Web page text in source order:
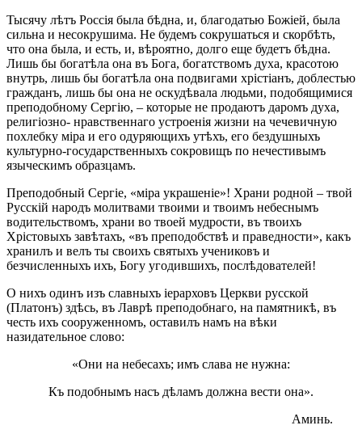
Тысячу лѣтъ Россія была бѣдна, и, благодатью Божіей, была
сильна и несокрушима. Не будемъ сокрушаться и скорбѣть,
что она была, и есть, и, вѣроятно, долго еще будетъ бѣдна.
Лишь бы богатѣла она въ Бога, богатствомъ духа, красотою
внутрь, лишь бы богатѣла она подвигами хрістіанъ, доблестью
гражданъ, лишь бы она не оскудѣвала людьми, подобящимися
преподобному Сергію, – которые не продаютъ даромъ духа,
религіозно- нравственнаго устроенія жизни на чечевичную
похлебку міра и его одуряющихъ утѣхъ, его бездушныхъ
культурно-государственныхъ сокровищъ по нечестивымъ
языческимъ образцамъ.
Преподобный Сергіе, «міра украшеніе»! Храни родной – твой
Русскій народъ молитвами твоими и твоимъ небеснымъ
водительствомъ, храни во твоей мудрости, въ твоихъ
Хрістовыхъ завѣтахъ, «въ преподобствѣ и праведности», какъ
хранилъ и велъ ты своихъ святыхъ учениковъ и
безчисленныхъ ихъ, Богу угодившихъ, послѣдователей!
О нихъ одинъ изъ славныхъ іерарховъ Церкви русской
(Платонъ) здѣсь, въ Лаврѣ преподобнаго, на памятникѣ, въ
честь ихъ сооруженномъ, оставилъ намъ на вѣки
назидательное слово:
«Они на небесахъ; имъ слава не нужна:
Къ подобнымъ насъ дѣламъ должна вести она».
Аминь.